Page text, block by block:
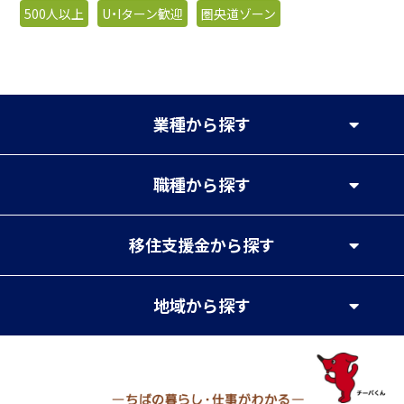
500人以上
U・Iターン歓迎 圏央道ゾーン
業種から探す
職種から探す
移住支援金から探す
地域から探す